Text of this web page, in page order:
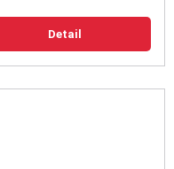
Detail